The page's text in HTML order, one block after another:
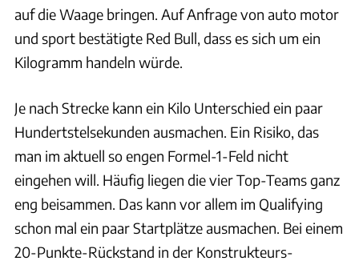
auf die Waage bringen. Auf Anfrage von auto motor
und sport bestätigte Red Bull, dass es sich um ein
Kilogramm handeln würde.
Je nach Strecke kann ein Kilo Unterschied ein paar
Hundertstelsekunden ausmachen. Ein Risiko, das
man im aktuell so engen Formel-1-Feld nicht
eingehen will. Häufig liegen die vier Top-Teams ganz
eng beisammen. Das kann vor allem im Qualifying
schon mal ein paar Startplätze ausmachen. Bei einem
20-Punkte-Rückstand in der Konstrukteurs-